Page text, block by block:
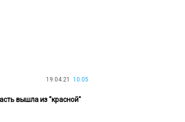
19.04.21 10:05
вышла из "красной"